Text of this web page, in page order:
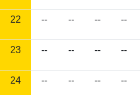
22 -- -- -- --
23 -- -- -- --
24 -- -- -- --